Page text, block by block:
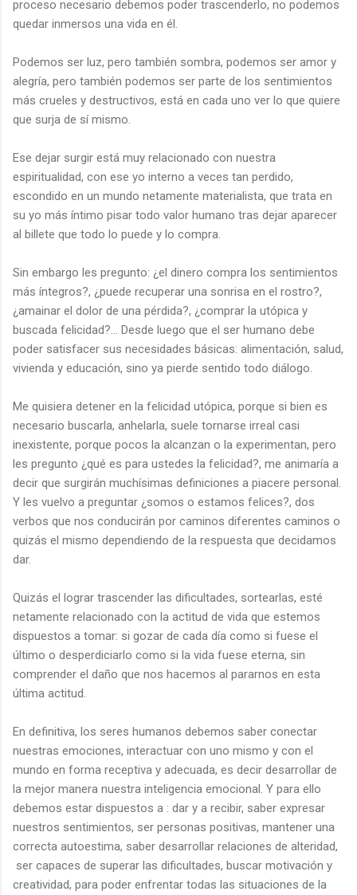
proceso necesario debemos poder trascenderlo, no podemos
quedar inmersos una vida en él.
Podemos ser luz, pero también sombra, podemos ser amor y
alegría, pero también podemos ser parte de los sentimientos
más crueles y destructivos, está en cada uno ver lo que quiere
que surja de sí mismo.
Ese dejar surgir está muy relacionado con nuestra
espiritualidad, con ese yo interno a veces tan perdido,
escondido en un mundo netamente materialista, que trata en
su yo más íntimo pisar todo valor humano tras dejar aparecer
al billete que todo lo puede y lo compra.
Sin embargo les pregunto: ¿el dinero compra los sentimientos
más íntegros?, ¿puede recuperar una sonrisa en el rostro?,
¿amainar el dolor de una pérdida?, ¿comprar la utópica y
buscada felicidad?... Desde luego que el ser humano debe
poder satisfacer sus necesidades básicas: alimentación, salud,
vivienda y educación, sino ya pierde sentido todo diálogo.
Me quisiera detener en la felicidad utópica, porque si bien es
necesario buscarla, anhelarla, suele tornarse irreal casi
inexistente, porque pocos la alcanzan o la experimentan, pero
les pregunto ¿qué es para ustedes la felicidad?, me animaría a
decir que surgirán muchísimas definiciones a piacere personal.
Y les vuelvo a preguntar ¿somos o estamos felices?, dos
verbos que nos conducirán por caminos diferentes caminos o
quizás el mismo dependiendo de la respuesta que decidamos
dar.
Quizás el lograr trascender las dificultades, sortearlas, esté
netamente relacionado con la actitud de vida que estemos
dispuestos a tomar: si gozar de cada día como si fuese el
último o desperdiciarlo como si la vida fuese eterna, sin
comprender el daño que nos hacemos al pararnos en esta
última actitud.
En definitiva, los seres humanos debemos saber conectar
nuestras emociones, interactuar con uno mismo y con el
mundo en forma receptiva y adecuada, es decir desarrollar de
la mejor manera nuestra inteligencia emocional. Y para ello
debemos estar dispuestos a : dar y a recibir, saber expresar
nuestros sentimientos, ser personas positivas, mantener una
correcta autoestima, saber desarrollar relaciones de alteridad,
ser capaces de superar las dificultades, buscar motivación y
creatividad, para poder enfrentar todas las situaciones de la